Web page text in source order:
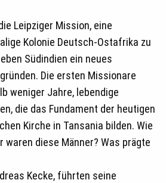
Leipziger Mission, eine
Kolonie Deutsch-Ostafrika zu
Südindien ein neues
Die ersten Missionare
weniger Jahre, lebendige
die das Fundament der heutigen
Kirche in Tansania bilden. Wie
waren diese Männer? Was prägte
Kecke, führten seine